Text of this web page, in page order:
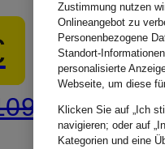
€
Zustimmung nutzen
Onlineangebot zu
Personenbezogene
Standort-
personalisierte
Webseite, um diese
Klicken Sie auf „Ich
navigieren; oder auf
Kategorien und eine